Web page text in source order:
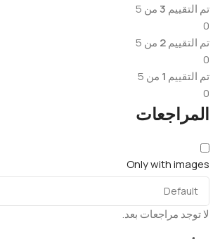
تم التقييم 3من 5
0
تم التقييم2 من 5
0
تم التقييم 1 من 5
0
المراجعات
Only with images
لا توجد مراجعات بعد.